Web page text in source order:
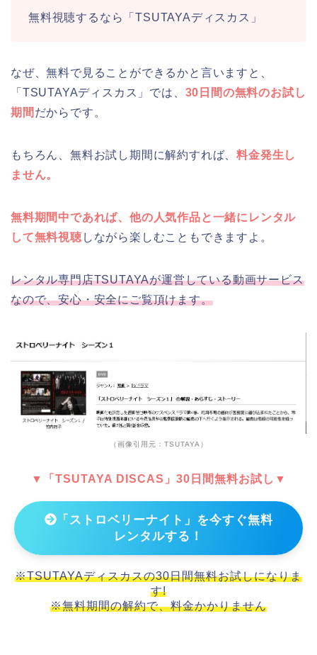
無料視聴するなら「TSUTAYAディスカス」
なぜ、無料で見ることができるかと言いますと、
「TSUTAYAディスカス」では、 30日間の無料のお試し
期間 だからです。
もちろん、無料お試し期間に解約すれば、料金発生し
ません。
無料期間中であれば、他の人気作品と一緒にレンタル
して無料視聴 しながら楽しむこともできますよ。
レンタル専門店TSUTAYAが運営している動画サービス
なので、安心・安全にご覧頂けます。
（画像引用元：TSUTAYA）
▼「TSUTAYA DISCAS」30日間無料お試し▼
「ストロベリーナイト」を今すぐ無料
レンタルする！
※TSUTAYAディスカスの30日間無料お試しになりま
す!
※無料期間の解約で、料金かかりません